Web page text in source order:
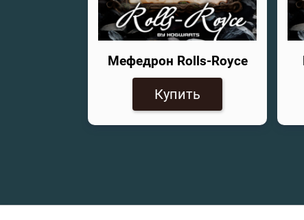
Мефедрон Rolls-Royce
Купить